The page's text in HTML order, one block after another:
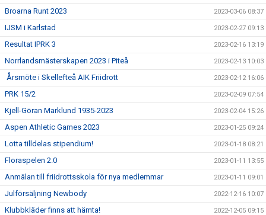
Broarna Runt 2023 2023-03-06 08:37
IJSM i Karlstad 2023-02-27 09:13
Resultat IPRK 3 2023-02-16 13:19
Norrlandsmästerskapen 2023 i Piteå 2023-02-13 10:03
Årsmöte i Skellefteå AIK Friidrott 2023-02-12 16:06
PRK 15/2 2023-02-09 07:54
Kjell-Göran Marklund 1935-2023 2023-02-04 15:26
Aspen Athletic Games 2023 2023-01-25 09:24
Lotta tilldelas stipendium! 2023-01-18 08:21
Floraspelen 2.0 2023-01-11 13:55
Anmälan till friidrottsskola för nya medlemmar 2023-01-11 09:01
Julförsäljning Newbody 2022-12-16 10:07
Klubbkläder finns att hämta! 2022-12-05 09:15